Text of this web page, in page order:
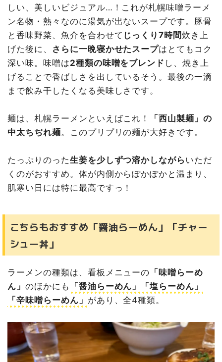
しい、美しいビジュアル…！これが札幌味噌ラーメ
ン名物・熱々なのに湯気が出ないスープです。豚骨
と香味野菜、魚介を合わせて じっくり7時間炊き上
げた後に、
さらに一晩寝かせたスープはとてもコク
深い味。味噌は2種類の味噌をブレンド し、焼き上
げることで香ばしさを出しているそう。最後の一滴
まで飲み干したくなる美味しさです。
麺は、札幌ラーメンといえばこれ！
「西山製麺」の
中太ちぢれ麺。このプリプリの麺が大好きです。
たっぷりのった生姜を少しずつ溶かしながら いただ
くのがおすすめ。体が内側からぽかぽかと温まり、
肌寒い日には特に最高ですっ！
こちらもおすすめ「醤油らーめん」「チャー
シュー丼」
ラーメンの種類は、看板メニューの 「味噌らーめ
ん」 のほかにも
「醤油らーめん」「塩らーめん」
「辛味噌らーめん」 があり、全4種類。